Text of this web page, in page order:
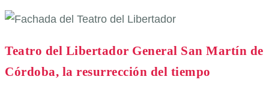
Teatro del Libertador General San Martín de
Córdoba, la resurrección del tiempo